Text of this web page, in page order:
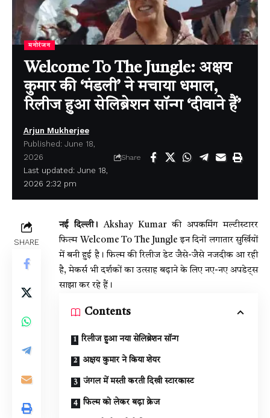
मनोरंजन
Welcome To The Jungle: अक्षय
कुमार की ‘मंडली’ ने मचाया धमाल,
रिलीज हुआ सेलिब्रेशन सॉन्ग ‘दीवाने हैं’
Last updated: June 18,
2026 2:32 pm
Arjun Mukherjee
Published: June 18,
2026
Share
SHARE
नई दिल्ली। Akshay Kumar की अपकमिंग मल्टीस्टारर
फिल्म Welcome To The Jungle इन दिनों लगातार सुर्खियों
में बनी हुई है। फिल्म की रिलीज डेट जैसे-जैसे नजदीक आ रही
है, मेकर्स भी दर्शकों का उत्साह बढ़ाने के लिए नए-नए अपडेट्स
साझा कर रहे हैं।
Contents
रिलीज हुआ नया सेलिब्रेशन सॉन्ग
अक्षय कुमार ने किया शेयर
जंगल में मस्ती करती दिखी स्टारकास्ट
फिल्म को लेकर बढ़ा क्रेज